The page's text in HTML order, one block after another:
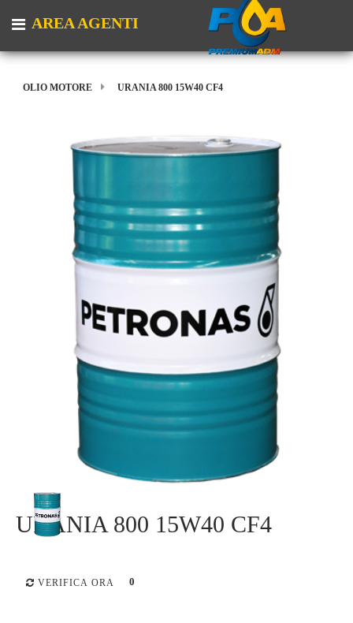
Open menu
AREA AGENTI
OLIO MOTORE URANIA 800 15W40 CF4
URANIA 800 15W40 CF4
VERIFICA ORA 0